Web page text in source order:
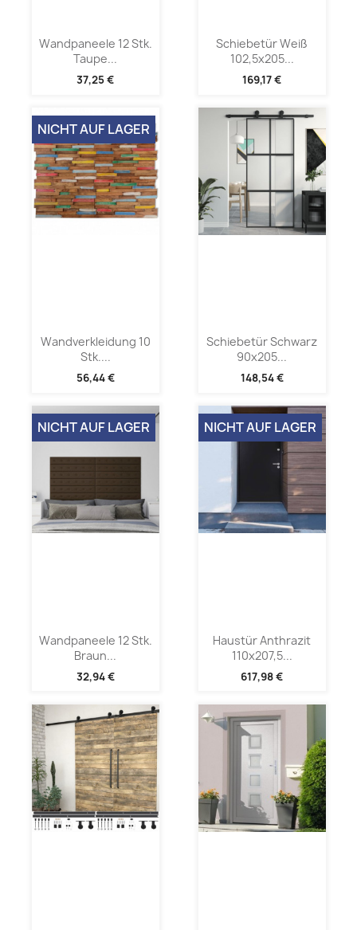
Wandpaneele 12 Stk.
Taupe...
37,25 €
Schiebetür Weiß
102,5x205...
169,17 €
Wandverkleidung 10
Stk....
56,44 €
NICHT AUF LAGER
Schiebetür Schwarz
90x205...
148,54 €
Wandpaneele 12 Stk.
Braun...
32,94 €
NICHT AUF LAGER
Haustür Anthrazit
110x207,5...
617,98 €
NICHT AUF LAGER